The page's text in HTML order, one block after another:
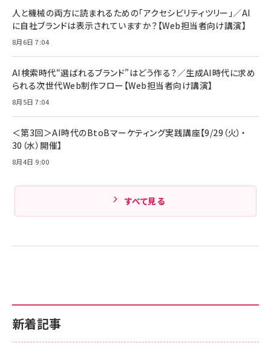
組織の成果を最大化する ルールのデザイン
￥1,980
Amazonランキングをもっと見る
技術基準適合】ブラック
￥5,990
ケーブル Anker絡まないケーブル 240W 結束バン
ド付き USB PD対応 シリコン素材採用 iPhone
17 / 16 / 15 / Galaxy iPad Pro MacBook
Pro/Air 各種対応 (1.8m ミッドナイトブラック)
￥1,890
サッポロ 生ビール 黒ラベル 350ml 缶 24本 ビー
ル ケース買い【6/30応募〆切! 黒ラベルビヤセラー
￥4,857
新着記事
人と機械の両方に読まれるための「アクセシビリティツリー」／AI
に自社ブランドは表示されていますか？【Web担当者向け講演】
8月6日 7:04
AI検索時代“選ばれるブランド”はどう作る？／生成AI時代に求め
られる次世代Web制作フロー【Web担当者向け講演】
8月5日 7:04
＜第3回＞AI時代のBtoBマーケティング実践講座【9/29（火）・
30（水）開催】
8月4日 9:00
すべて見る